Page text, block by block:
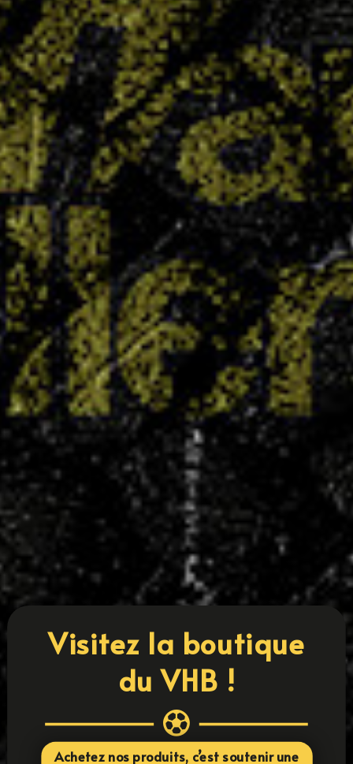
le collège Chepfer visait haut avec quatre
équipes engagées en section UNSS… et le pari
est plus que réussi : quatre titres de champions
départementaux ont été décrochés. Un exploit
collectif qui témoigne du dynamisme...
LIRE PLUS
Coupe 54 : cinq équipes villaroises en finale
14 MAI 2025
Le Villers Handball confirme une nouvelle fois la
solidité de sa formation et l'engagement de ses
collectifs avec cinq équipes qualifiées pour les
finales de la Coupe 54. Une belle performance
qui place le club parmi les plus représentés sur
cette édition. Sont en...
LIRE PLUS
« ENTRÉES PRÉCÉDENTES
ENTRÉES SUIVANTES »
Visitez la boutique
du VHB !

Achetez nos produits, c’est soutenir une